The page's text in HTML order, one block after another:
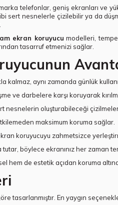
telefonlar, geniş ekranları ve
sert nesnelerle çizilebilir ya da
ekran koruyucu modelleri,
tasarruf etmenizi sağlar.
kalmaz, aynı zamanda günlük
ve darbelere karşı koruyarak
nesnelerin oluşturabileceği
maksimum koruma sağlar.
koruyucuyu zahmetsizce
böylece ekranınız her zaman
hem de estetik açıdan koruma
tasarlanmıştır. En yaygın